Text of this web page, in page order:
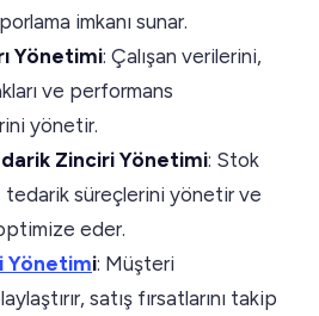
imkanı sunar.
Yönetimi: Çalışan verilerini,
ve performans
yönetir.
Zinciri Yönetimi: Stok
tedarik süreçlerini yönetir ve
eder.
Yönetimi: Müşteri
satış fırsatlarını takip